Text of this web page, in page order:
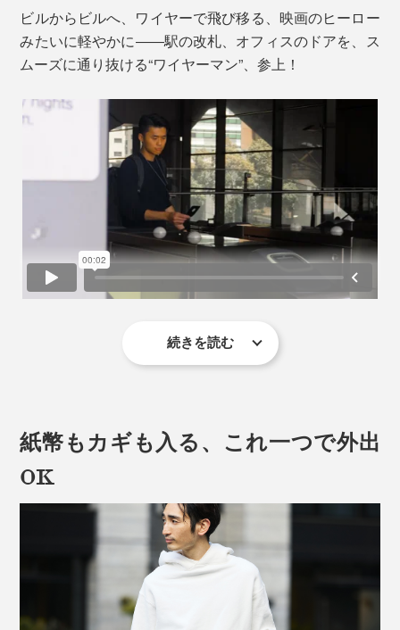
ビルからビルへ、ワイヤーで飛び移る、映画のヒーロー
みたいに軽やかに――駅の改札、オフィスのドアを、ス
ムーズに通り抜ける“ワイヤーマン”、参上！
『Orbitkey（オービットキー）IDカードホルダー・プ
続きを読む
紙幣もカギも入る、これ一つで外出
OK